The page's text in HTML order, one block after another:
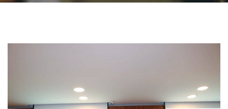
الطلاب
الدراسات العليا